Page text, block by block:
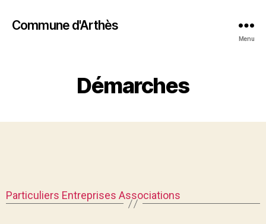
Commune d'Arthès
Menu
Démarches
Particuliers Entreprises Associations